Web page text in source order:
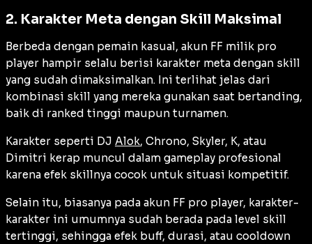
2. Karakter Meta dengan Skill Maksimal
Berbeda dengan pemain kasual, akun FF milik pro
player hampir selalu berisi karakter meta dengan skill
yang sudah dimaksimalkan. Ini terlihat jelas dari
kombinasi skill yang mereka gunakan saat bertanding,
baik di ranked tinggi maupun turnamen.
Karakter seperti DJ Alok, Chrono, Skyler, K, atau
Dimitri kerap muncul dalam gameplay profesional
karena efek skillnya cocok untuk situasi kompetitif.
Selain itu, biasanya pada akun FF pro player, karakter-
karakter ini umumnya sudah berada pada level skill
tertinggi, sehingga efek buff, durasi, atau cooldown